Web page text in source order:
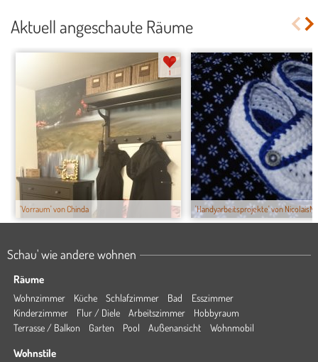
Aktuell angeschaute Räume
'Vorraum' von Chinda
1
'Handyarbeitsprojekte' von
Schau' wie andere wohnen
Räume
Wohnzimmer Küche Schlafzimmer Bad
Esszimmer
Kinderzimmer
Flur / Diele Arbeitszimmer
Hobbyraum
Terrasse / Balkon
Garten Pool Außenansicht Wohnmobil
Wohnstile